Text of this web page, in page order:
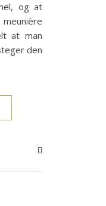
og at
at man
den